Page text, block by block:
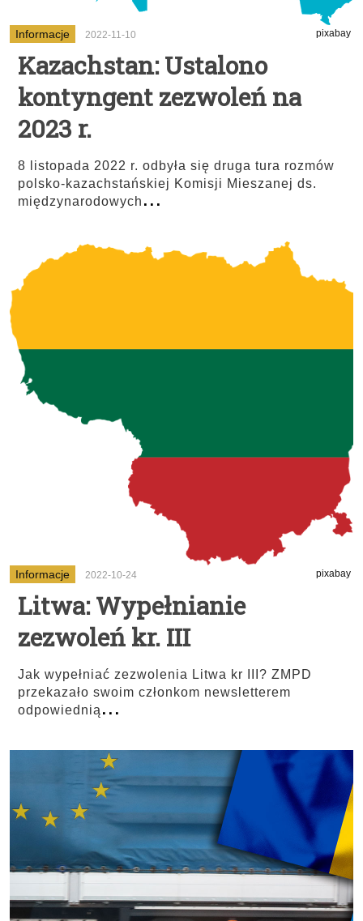
Informacje 2022-11-10 pixabay
Kazachstan: Ustalono
kontyngent zezwoleń na
2023 r.
8 listopada 2022 r. odbyła się druga tura rozmów
polsko-kazachstańskiej Komisji Mieszanej ds.
międzynarodowych...
Informacje 2022-10-24 pixabay
Litwa: Wypełnianie
zezwoleń kr. III
Jak wypełniać zezwolenia Litwa kr III? ZMPD
przekazało swoim członkom newsletterem
odpowiednią...